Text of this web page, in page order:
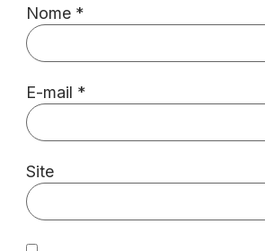
Nome *
E-mail *
Site